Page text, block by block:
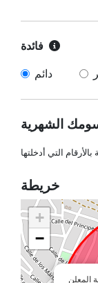
فائدة
دائم
الشهرية
خريطة
المعلن
+
−